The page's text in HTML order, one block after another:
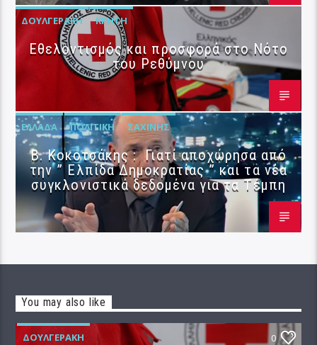
ΔΟΥΛΓΕΡΆΚΗ ΚΡΉΤΗ
Εθελοντισμός και προσφορά στο Νότο
του Ρεθύμνου
ΕΛΛΆΔΑ ΠΟΛΙΤΙΚΉ ΣΑΧΊΝΗΣ
Β. Κοκοτσάκης : Γιατί αποχώρησα από
την ” Ελπίδα Δημοκρατίας ” και τα νέα
συγκλονιστικά δεδομένα για τα Τέμπη
You may also like
ΔΟΥΛΓΕΡΆΚΗ 0